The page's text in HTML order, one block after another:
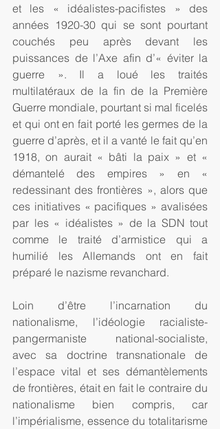
et les « idéalistes-pacifistes » des
années 1920-30 qui se sont pourtant
couchés peu après devant les
puissances de l’Axe afin d’« éviter la
guerre ». Il a loué les traités
multilatéraux de la fin de la Première
Guerre mondiale, pourtant si mal ficelés
et qui ont en fait porté les germes de la
guerre d’après, et il a vanté le fait qu’en
1918, on aurait « bâti la paix » et «
démantelé des empires » en «
redessinant des frontières », alors que
ces initiatives « pacifiques » avalisées
par les « idéalistes » de la SDN tout
comme le traité d’armistice qui a
humilié les Allemands ont en fait
préparé le nazisme revanchard.
Loin d’être l’incarnation du
nationalisme, l’idéologie racialiste-
pangermaniste national-socialiste,
avec sa doctrine transnationale de
l’espace vital et ses démantèlements
de frontières, était en fait le contraire du
nationalisme bien compris, car
l’impérialisme, essence du totalitarisme